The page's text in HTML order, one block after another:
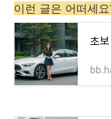
이런 글은 어떠세
초